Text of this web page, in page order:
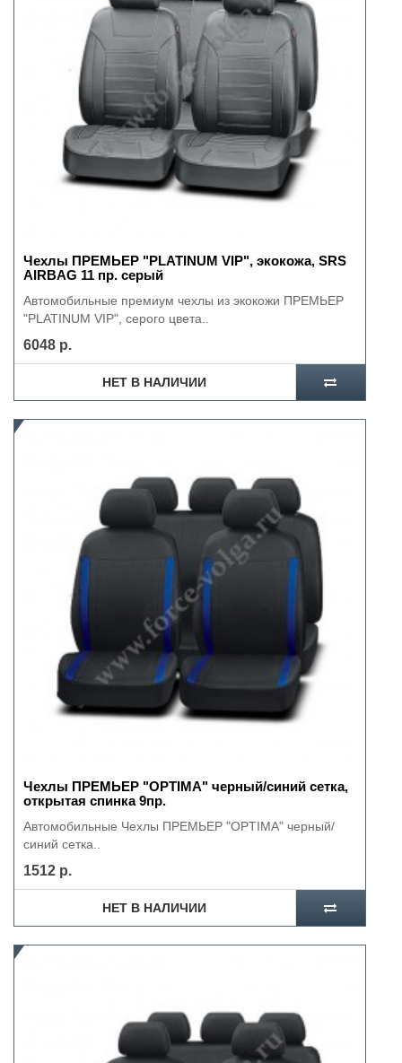
Чехлы ПРЕМЬЕР "PLATINUM VIP", экокожа, SRS
AIRBAG 11 пр. серый
Автомобильные премиум чехлы из экокожи ПРЕМЬЕР
"PLATINUM VIP", серого цвета..
6048 р.
НЕТ В НАЛИЧИИ
Чехлы ПРЕМЬЕР "OPTIMA" черный/синий сетка,
открытая спинка 9пр.
Автомобильные Чехлы ПРЕМЬЕР "OPTIMA" черный/
синий сетка..
1512 р.
НЕТ В НАЛИЧИИ